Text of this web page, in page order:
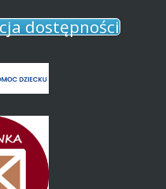
dostępności